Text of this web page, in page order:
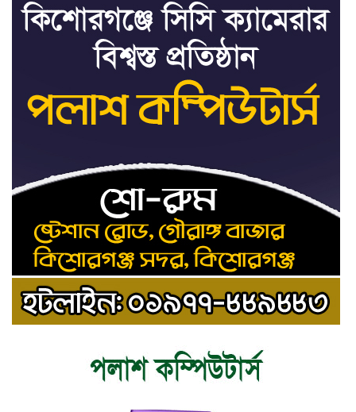
৮
ধর্ষণের অভিযোগে কনটেন্ট
ক্রিয়েটর রিপন মিয়ার বিরুদ্ধে
মামলা
৯
ধর্ষণের অভিযোগে কনটেন্ট
ক্রিয়েটর রিপন মিয়ার বিরুদ্ধে
মামলা
ছবি নেই, সেটা কোনো
ডকুমেন্টারি নয়: ভারপ্রাপ্ত
রাষ্ট্রপতি